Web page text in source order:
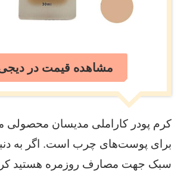
مشاهده قیمت در
کرم پودر کاراملی مدیسان محصولی
برای پوست‌های چرب است. اگر به
سبک جهت مصارف روزمره هستید